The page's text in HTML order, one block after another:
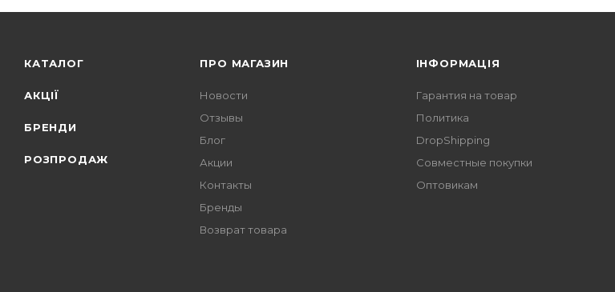
КАТАЛОГ
АКЦІЇ
БРЕНДИ
РОЗПРОДАЖ
ПРО МАГАЗИН
Новости
Отзывы
Блог
Акции
Контакты
Бренды
Возврат товара
ІНФОРМАЦІЯ
Гарантия на товар
Политика
DropShipping
Совместные покупки
Оптовикам